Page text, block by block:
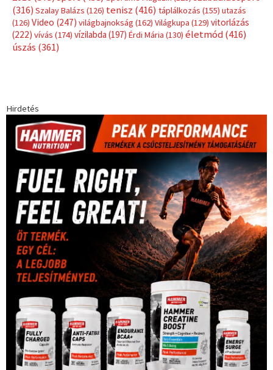
Címkék
(181)Jégkorong(148)kajakkenu(138)karate(168)kickbox(204)
kosárlabda(166)kézilabda(448)Lewis Hamilton(168) magyar
labdarúgóválogatott
(148) Mercedes (244)motorsport(153)Opel
Dakar Team(132)Rali Világbajnokság(122)Rendezvény(142)rio
Sportime Magazin(128) szabadidősport
(316) Szalay Balázs (126)tenisz(416)táplálkozás(155)utazás
(126) Video(247)világbajnokság (162)Világkupa(129)vitorlázás
(222)vívás(174) vízilabda(197) Érdi Mária(130)életmód(416)
úszás(361)
Hirdetés